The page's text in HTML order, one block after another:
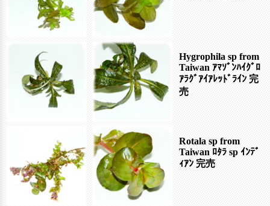
Hygrophila sp from
Taiwan ｱﾏｿﾞﾝﾊｲｸﾞﾛ
ｱﾗｸﾞｱｲｱﾚｯﾄﾞﾗｲﾝ 完
売
Rotala sp from
Taiwan ﾛﾀﾗ sp ｲﾝﾃﾞ
ｨｱﾝ 完売